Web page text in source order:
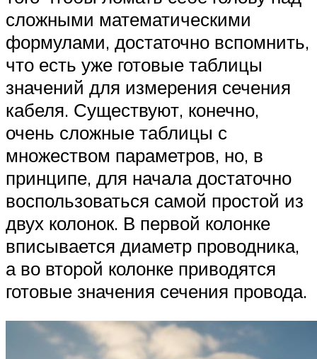
сложными математическими
формулами, достаточно вспомнить,
что есть уже готовые таблицы
значений для измерения сечения
кабеля. Существуют, конечно,
очень сложные таблицы с
множеством параметров, но, в
принципе, для начала достаточно
воспользоваться самой простой из
двух колонок. В первой колонке
вписывается диаметр проводника,
а во второй колонке приводятся
готовые значения сечения провода.